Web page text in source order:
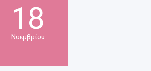
18
Νοεμβρίου